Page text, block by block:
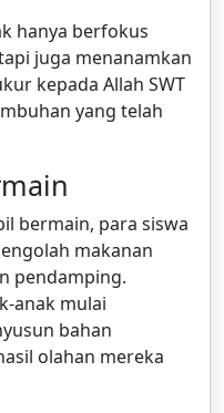
hanya berfokus
juga menanamkan
kepada Allah SWT
yang telah
bermain, para siswa
makanan
pendamping.
anak mulai
bahan
olahan mereka